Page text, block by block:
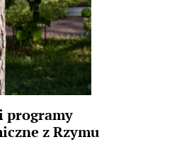
programy
z Rzymu